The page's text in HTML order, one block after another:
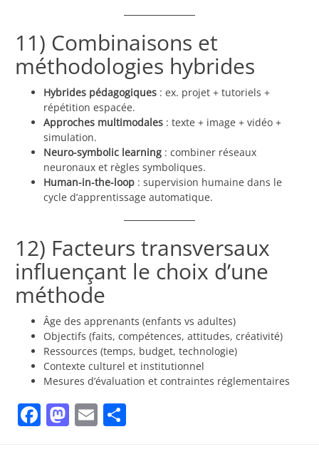
11) Combinaisons et
méthodologies hybrides
Hybrides pédagogiques : ex. projet + tutoriels +
répétition espacée.
Approches multimodales : texte + image + vidéo +
simulation.
Neuro-symbolic learning : combiner réseaux
neuronaux et règles symboliques.
Human-in-the-loop : supervision humaine dans le
cycle d’apprentissage automatique.
12) Facteurs transversaux
influençant le choix d’une
méthode
Âge des apprenants (enfants vs adultes)
Objectifs (faits, compétences, attitudes, créativité)
Ressources (temps, budget, technologie)
Contexte culturel et institutionnel
Mesures d’évaluation et contraintes réglementaires
Facebook
Mastodon
Email